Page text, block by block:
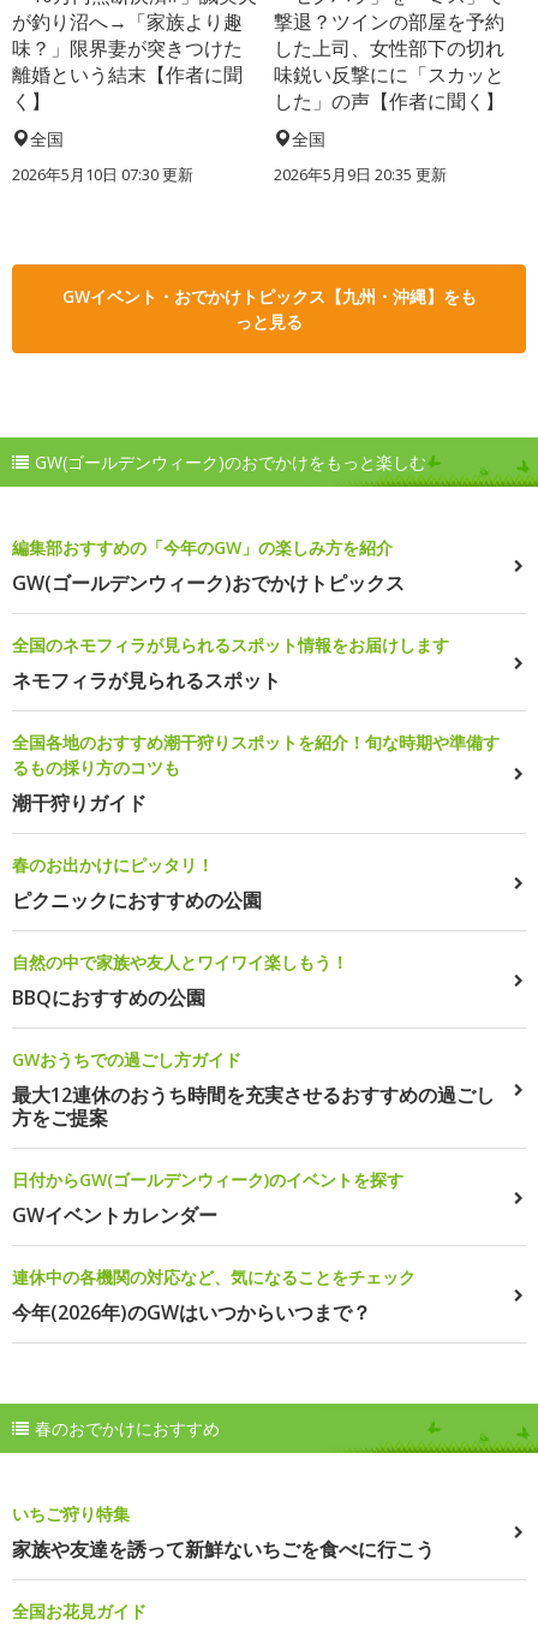
が釣り沼へ→「家族より趣
味？」限界妻が突きつけた
離婚という結末【作者に聞
く】
全国
2026年5月10日 07:30 更新
撃退？ツインの部屋を予約
した上司、女性部下の切れ
味鋭い反撃にに「スカッと
した」の声【作者に聞く】
全国
2026年5月9日 20:35 更新
GWイベント・おでかけトピックス【九州・沖縄】をも
っと見る
GW(ゴールデンウィーク)のおでかけをもっと楽しむ
編集部おすすめの「今年のGW」の楽しみ方を紹介
GW(ゴールデンウィーク)おでかけトピックス
全国のネモフィラが見られるスポット情報をお届けします
ネモフィラが見られるスポット
全国各地のおすすめ潮干狩りスポットを紹介！旬な時期や準備す
るもの採り方のコツも
潮干狩りガイド
春のお出かけにピッタリ！
ピクニックにおすすめの公園
自然の中で家族や友人とワイワイ楽しもう！
BBQにおすすめの公園
GWおうちでの過ごし方ガイド
最大12連休のおうち時間を充実させるおすすめの過ごし
方をご提案
日付からGW(ゴールデンウィーク)のイベントを探す
GWイベントカレンダー
連休中の各機関の対応など、気になることをチェック
今年(2026年)のGWはいつからいつまで？
春のおでかけにおすすめ
いちご狩り特集
家族や友達を誘って新鮮ないちごを食べに行こう
全国お花見ガイド